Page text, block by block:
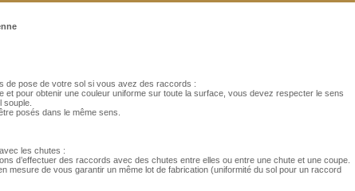
de pose de votre sol si vous avez des raccords :
et pour obtenir une couleur uniforme sur toute la surface, vous devez respecter le sens
souple.
posés dans le même sens.
les chutes :
d’effectuer des raccords avec des chutes entre elles ou entre une chute et une coupe.
mesure de vous garantir un même lot de fabrication (uniformité du sol pour un raccord